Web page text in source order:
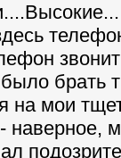
брать
на мои
наверное,